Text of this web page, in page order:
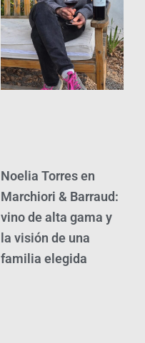
Noelia Torres en
Marchiori & Barraud:
vino de alta gama y
la visión de una
familia elegida